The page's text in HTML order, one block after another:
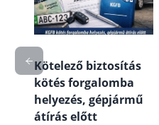
és
Kötelező biztosítás
kötés forgalomba
helyezés, gépjármű
átírás előtt